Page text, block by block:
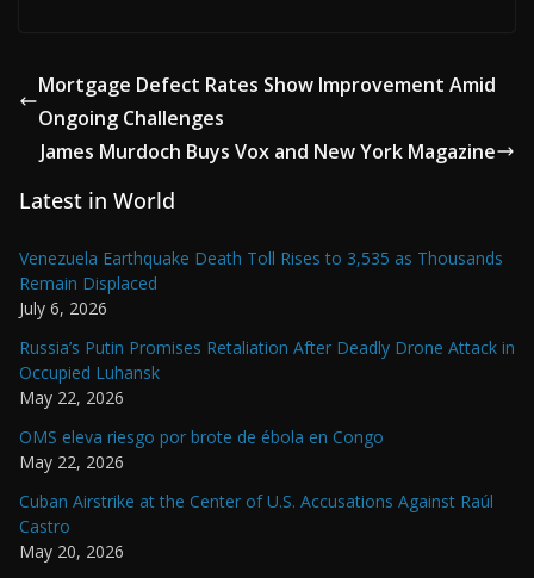
Mortgage Defect Rates Show Improvement Amid
Ongoing Challenges
James Murdoch Buys Vox and New York Magazine
Latest in World
Venezuela Earthquake Death Toll Rises to 3,535 as Thousands
Remain Displaced
July 6, 2026
Russia’s Putin Promises Retaliation After Deadly Drone Attack in
Occupied Luhansk
May 22, 2026
OMS eleva riesgo por brote de ébola en Congo
May 22, 2026
Cuban Airstrike at the Center of U.S. Accusations Against Raúl
Castro
May 20, 2026